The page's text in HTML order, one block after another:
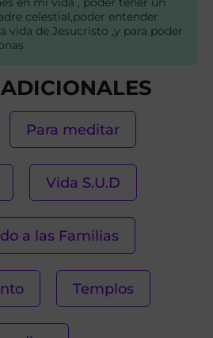
celestial,poder entender
vida de Jesucristo ,y para poder
Para meditar
Vida S.U.D
a las Familias
Templos